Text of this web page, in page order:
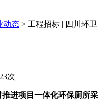
动态 > 工程招标 | 四川环卫
次
推进项目一体化环保厕所采